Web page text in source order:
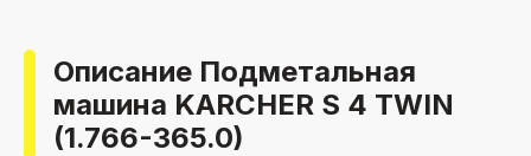
Описание Подметальная
машина KARCHER S 4 TWIN
(1.766-365.0)